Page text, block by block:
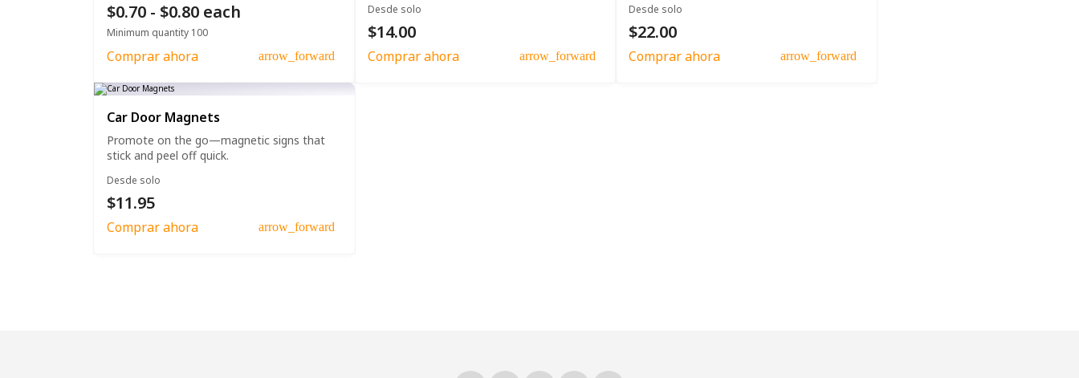
$0.70 - $0.80 each
Minimum quantity 100
Comprar ahora arrow_forward
Desde solo
$14.00
Comprar ahora arrow_forward
Desde solo
$22.00
Comprar ahora arrow_forward
Car Door Magnets
Promote on the go—magnetic signs that
stick and peel off quick.
Desde solo
$11.95
Comprar ahora arrow_forward